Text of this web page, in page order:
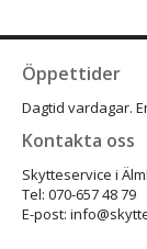
Öppettider
Dagtid vardagar.
Kontakta oss
Skytteservice i
Tel: 070-657 48 79
E-post: